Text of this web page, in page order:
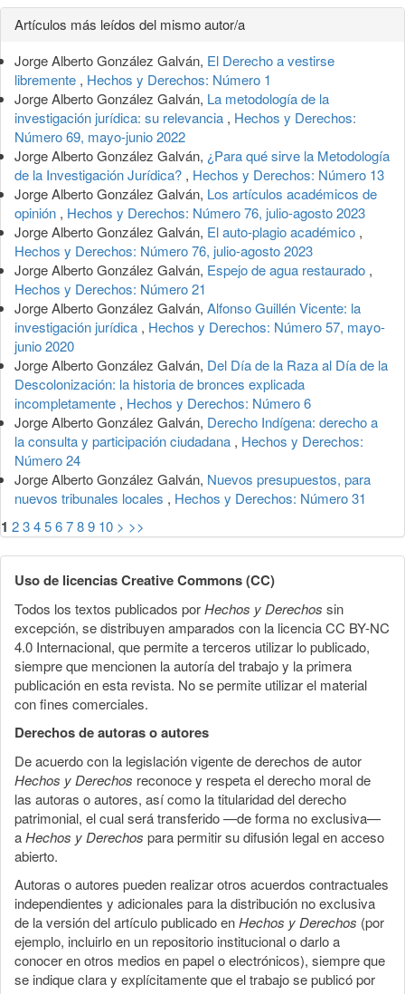
Detalles
del
artículo
Artículos más leídos del mismo autor/a
Jorge Alberto González Galván, El Derecho a vestirse
libremente , Hechos y Derechos: Número 1
Jorge Alberto González Galván, La metodología de la
investigación jurídica: su relevancia , Hechos y Derechos:
Número 69, mayo-junio 2022
Jorge Alberto González Galván, ¿Para qué sirve la Metodología
de la Investigación Jurídica? , Hechos y Derechos: Número 13
Jorge Alberto González Galván, Los artículos académicos de
opinión , Hechos y Derechos: Número 76, julio-agosto 2023
Jorge Alberto González Galván, El auto-plagio académico ,
Hechos y Derechos: Número 76, julio-agosto 2023
Jorge Alberto González Galván, Espejo de agua restaurado ,
Hechos y Derechos: Número 21
Jorge Alberto González Galván, Alfonso Guillén Vicente: la
investigación jurídica , Hechos y Derechos: Número 57, mayo-
junio 2020
Jorge Alberto González Galván, Del Día de la Raza al Día de la
Descolonización: la historia de bronces explicada
incompletamente , Hechos y Derechos: Número 6
Jorge Alberto González Galván, Derecho Indígena: derecho a
la consulta y participación ciudadana , Hechos y Derechos:
Número 24
Jorge Alberto González Galván, Nuevos presupuestos, para
nuevos tribunales locales , Hechos y Derechos: Número 31
1 23456789 10 > >>
Uso de licencias Creative Commons (CC)
Todos los textos publicados porHechos y Derechos sin
excepción, se distribuyen amparados con la licencia CC BY-NC
4.0 Internacional, que permite a terceros utilizar lo publicado,
siempre que mencionen la autoría del trabajo y la primera
publicación en esta revista. No se permite utilizar el material
con fines comerciales.
Derechos de autoras o autores
De acuerdo con la legislación vigente de derechos de autor
Hechos y Derechos reconoce y respeta el derecho moral de
las autoras o autores, así como la titularidad del derecho
patrimonial, el cual será transferido —de forma no exclusiva—
aHechos y Derechos para permitir su difusión legal en acceso
abierto.
Autoras o autores pueden realizar otros acuerdos contractuales
independientes y adicionales para la distribución no exclusiva
de la versión del artículo publicado enHechos y Derechos (por
ejemplo, incluirlo en un repositorio institucional o darlo a
conocer en otros medios en papel o electrónicos), siempre que
se indique clara y explícitamente que el trabajo se publicó por